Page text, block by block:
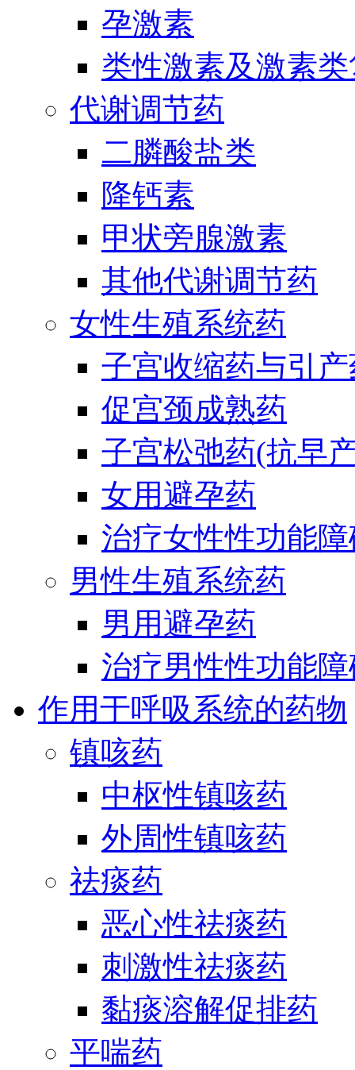
孕激素
类性激素及激素
代谢调节药
二膦酸盐类
降钙素
甲状旁腺激素
其他代谢调节药
女性生殖系统药
子宫收缩药与引
促宫颈成熟药
子宫松弛药(抗早
女用避孕药
治疗女性性功能
男性生殖系统药
男用避孕药
治疗男性性功能
作用于呼吸系统的药物
镇咳药
中枢性镇咳药
外周性镇咳药
祛痰药
恶心性祛痰药
刺激性祛痰药
黏痰溶解促排药
平喘药